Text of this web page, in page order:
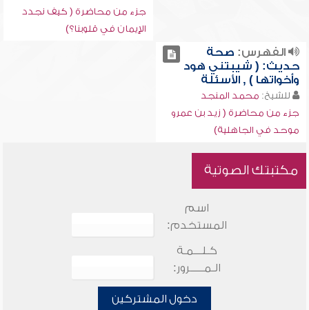
جزء من محاضرة ( كيف نجدد
الإيمان في قلوبنا؟)
الفهرس: صحة
حديث: ( شيبتني هود
وأخواتها ) , الأسئلة
للشيخ: محمد المنجد
جزء من محاضرة ( زيد بن عمرو
موحد في الجاهلية)
مكتبتك الصوتية
اسم
المستخدم:
كـلـــمـة
الـمـــــرور:
دخول المشتركين